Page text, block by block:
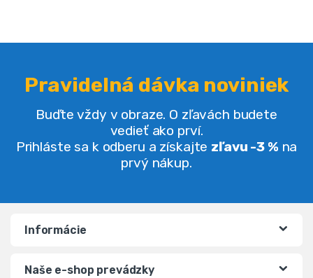
Pravidelná dávka noviniek
Buďte vždy v obraze. O zľavách budete
vedieť ako prví.
Prihláste sa k odberu a získajte zľavu -3 % na
prvý nákup.
Informácie
Naše e-shop prevádzky